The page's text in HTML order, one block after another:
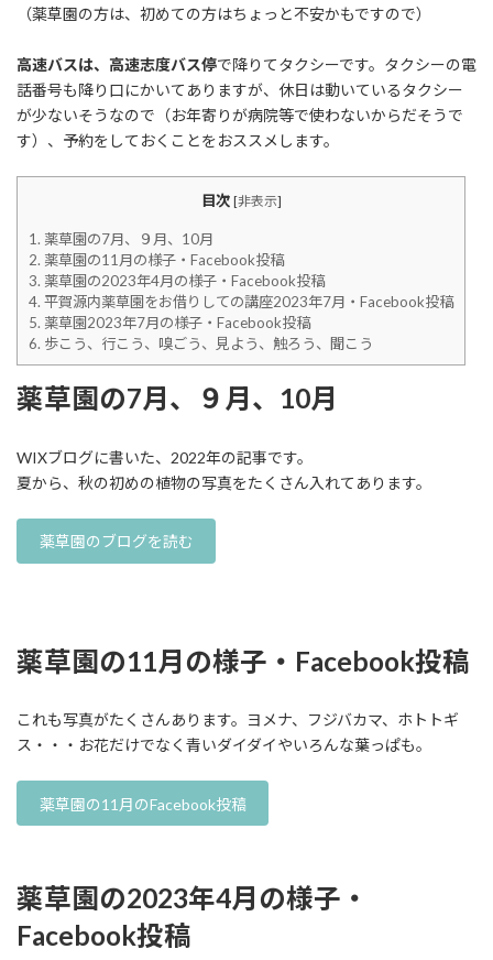
（薬草園の方は、初めての方はちょっと不安かもですので）
高速バスは、高速志度バス停で降りてタクシーです。タクシーの電
話番号も降り口にかいてありますが、休日は動いているタクシー
が少ないそうなので（お年寄りが病院等で使わないからだそうで
す）、予約をしておくことをおススメします。
目次 [非表示]
1. 薬草園の7月、９月、10月
2. 薬草園の11月の様子・Facebook投稿
3. 薬草園の2023年4月の様子・Facebook投稿
4. 平賀源内薬草園をお借りしての講座2023年7月・Facebook投稿
5. 薬草園2023年7月の様子・Facebook投稿
6. 歩こう、行こう、嗅ごう、見よう、触ろう、聞こう
薬草園の7月、９月、10月
WIXブログに書いた、2022年の記事です。
夏から、秋の初めの植物の写真をたくさん入れてあります。
薬草園のブログを読む
薬草園の11月の様子・Facebook投稿
これも写真がたくさんあります。ヨメナ、フジバカマ、ホトトギ
ス・・・お花だけでなく青いダイダイやいろんな葉っぱも。
薬草園の11月のFacebook投稿
薬草園の2023年4月の様子・
Facebook投稿